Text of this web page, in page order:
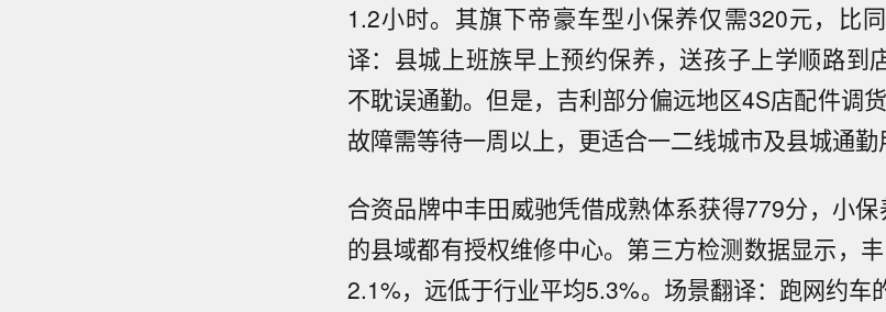
1.2小时。其旗下帝豪车型小保养仅需320元，比
译：县城上班族早上预约保养，送孩子上学顺路到
不耽误通勤。但是，吉利部分偏远地区4S店配件调
故障需等待一周以上，更适合一二线城市及县城通勤
合资品牌中丰田威驰凭借成熟体系获得779分，小
的县域都有授权维修中心。第三方检测数据显示，
2.1%，远低于行业平均5.3%。场景翻译：跑网约车